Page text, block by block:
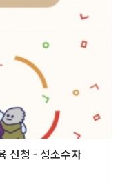
신청 - 성소수자